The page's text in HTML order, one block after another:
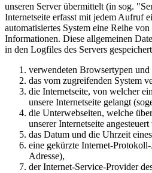
unseren Server übermittelt (in sog.
Internetseite erfasst mit jedem Aufruf
automatisiertes System eine Reihe
Informationen. Diese allgemeinen
in den Logfiles des Servers
verwendeten Browsertypen und
das vom zugreifenden System
die Internetseite, von welcher
unsere Internetseite gelangt
die Unterwebseiten, welche
unserer Internetseite
das Datum und die Uhrzeit
eine gekürzte Internet-
Adresse),
der Internet-Service-Provider